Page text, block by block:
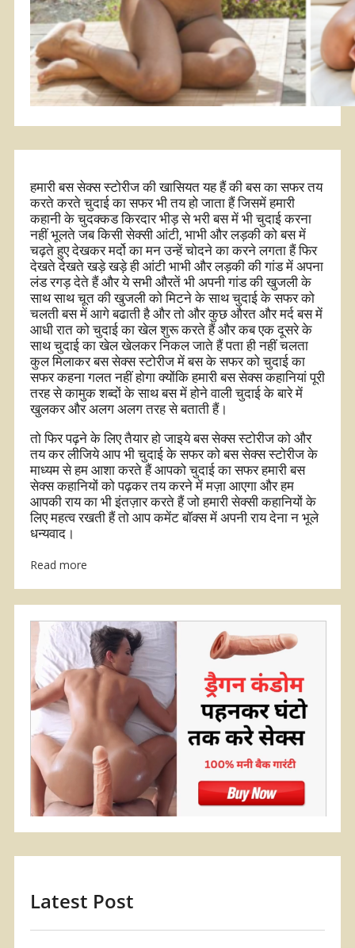
हमारी बस सेक्स स्टोरीज की खासियत यह हैं की बस का सफर तय
करते करते चुदाई का सफर भी तय हो जाता हैं जिसमें हमारी
कहानी के चुदक्कड किरदार भीड़ से भरी बस में भी चुदाई करना
नहीं भूलते जब किसी सेक्सी आंटी, भाभी और लड़की को बस में
चढ़ते हुए देखकर मर्दो का मन उन्हें चोदने का करने लगता हैं फिर
देखते देखते खड़े खड़े ही आंटी भाभी और लड़की की गांड में अपना
लंड रगड़ देते हैं और ये सभी औरतें भी अपनी गांड की खुजली के
साथ साथ चूत की खुजली को मिटने के साथ चुदाई के सफर को
चलती बस में आगे बढाती है और तो और कुछ औरत और मर्द बस में
आधी रात को चुदाई का खेल शुरू करते हैं और कब एक दूसरे के
साथ चुदाई का खेल खेलकर निकल जाते हैं पता ही नहीं चलता
कुल मिलाकर बस सेक्स स्टोरीज में बस के सफर को चुदाई का
सफर कहना गलत नहीं होगा क्योंकि हमारी बस सेक्स कहानियां पूरी
तरह से कामुक शब्दों के साथ बस में होने वाली चुदाई के बारे में
खुलकर और अलग अलग तरह से बताती हैं।
तो फिर पढ़ने के लिए तैयार हो जाइये बस सेक्स स्टोरीज को और
तय कर लीजिये आप भी चुदाई के सफर को बस सेक्स स्टोरीज के
माध्यम से हम आशा करते हैं आपको चुदाई का सफर हमारी बस
सेक्स कहानियों को पढ़कर तय करने में मज़ा आएगा और हम
आपकी राय का भी इंतज़ार करते हैं जो हमारी सेक्सी कहानियों के
लिए महत्व रखती हैं तो आप कमेंट बॉक्स में अपनी राय देना न भूले
धन्यवाद।
Read more
Latest Post